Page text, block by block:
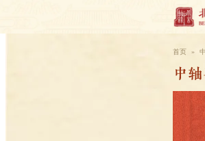
首页 »
中